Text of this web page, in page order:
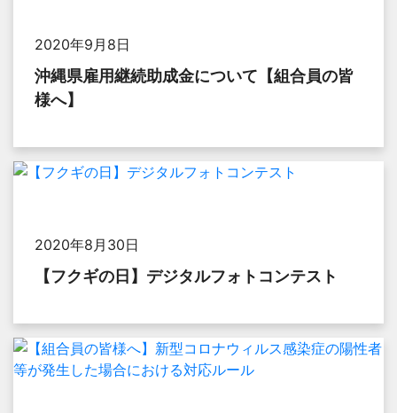
2020年9月8日
沖縄県雇用継続助成金について【組合員の皆
様へ】
2020年8月30日
【フクギの日】デジタルフォトコンテスト